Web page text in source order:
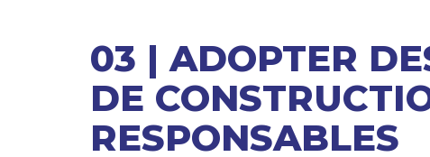
03 | ADOPTER
DE
RESPONSABLES